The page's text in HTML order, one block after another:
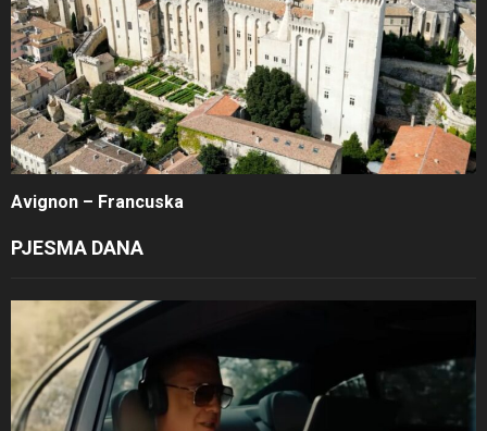
Avignon – Francuska
PJESMA DANA